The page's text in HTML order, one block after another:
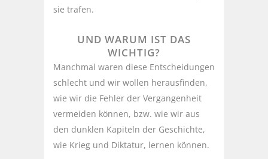
sie trafen.
UND WARUM IST DAS
WICHTIG?
Manchmal waren diese Entscheidungen
schlecht und wir wollen herausfinden,
wie wir die Fehler der Vergangenheit
vermeiden können, bzw. wie wir aus
den dunklen Kapiteln der Geschichte,
wie Krieg und Diktatur, lernen können.